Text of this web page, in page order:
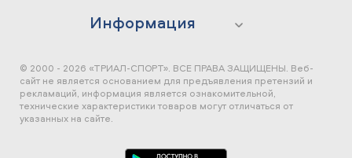
Информация
© 2000 - 2026 «ТРИАЛ-СПОРТ». ВСЕ ПРАВА ЗАЩИЩЕНЫ. Веб-
сайт не является основанием для предъявления претензий и
рекламаций, информация является ознакомительной,
технические характеристики товаров могут отличаться от
указанных на сайте.